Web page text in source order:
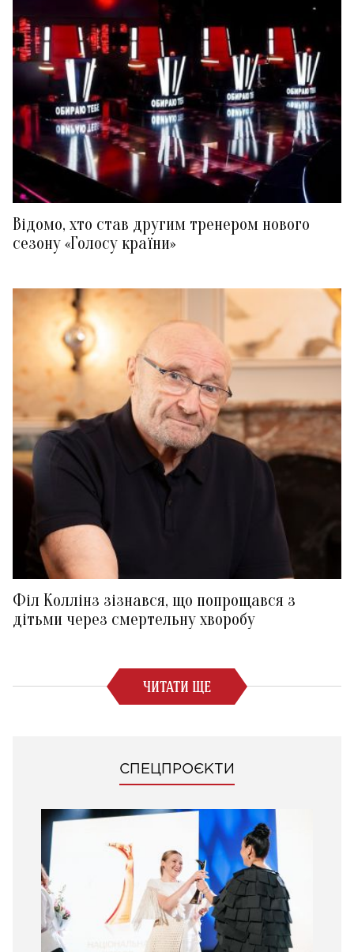
Відомо, хто став другим тренером нового
сезону «Голосу країни»
Філ Коллінз зізнався, що попрощався з
дітьми через смертельну хворобу
ЧИТАТИ ЩЕ
СПЕЦПРОЄКТИ